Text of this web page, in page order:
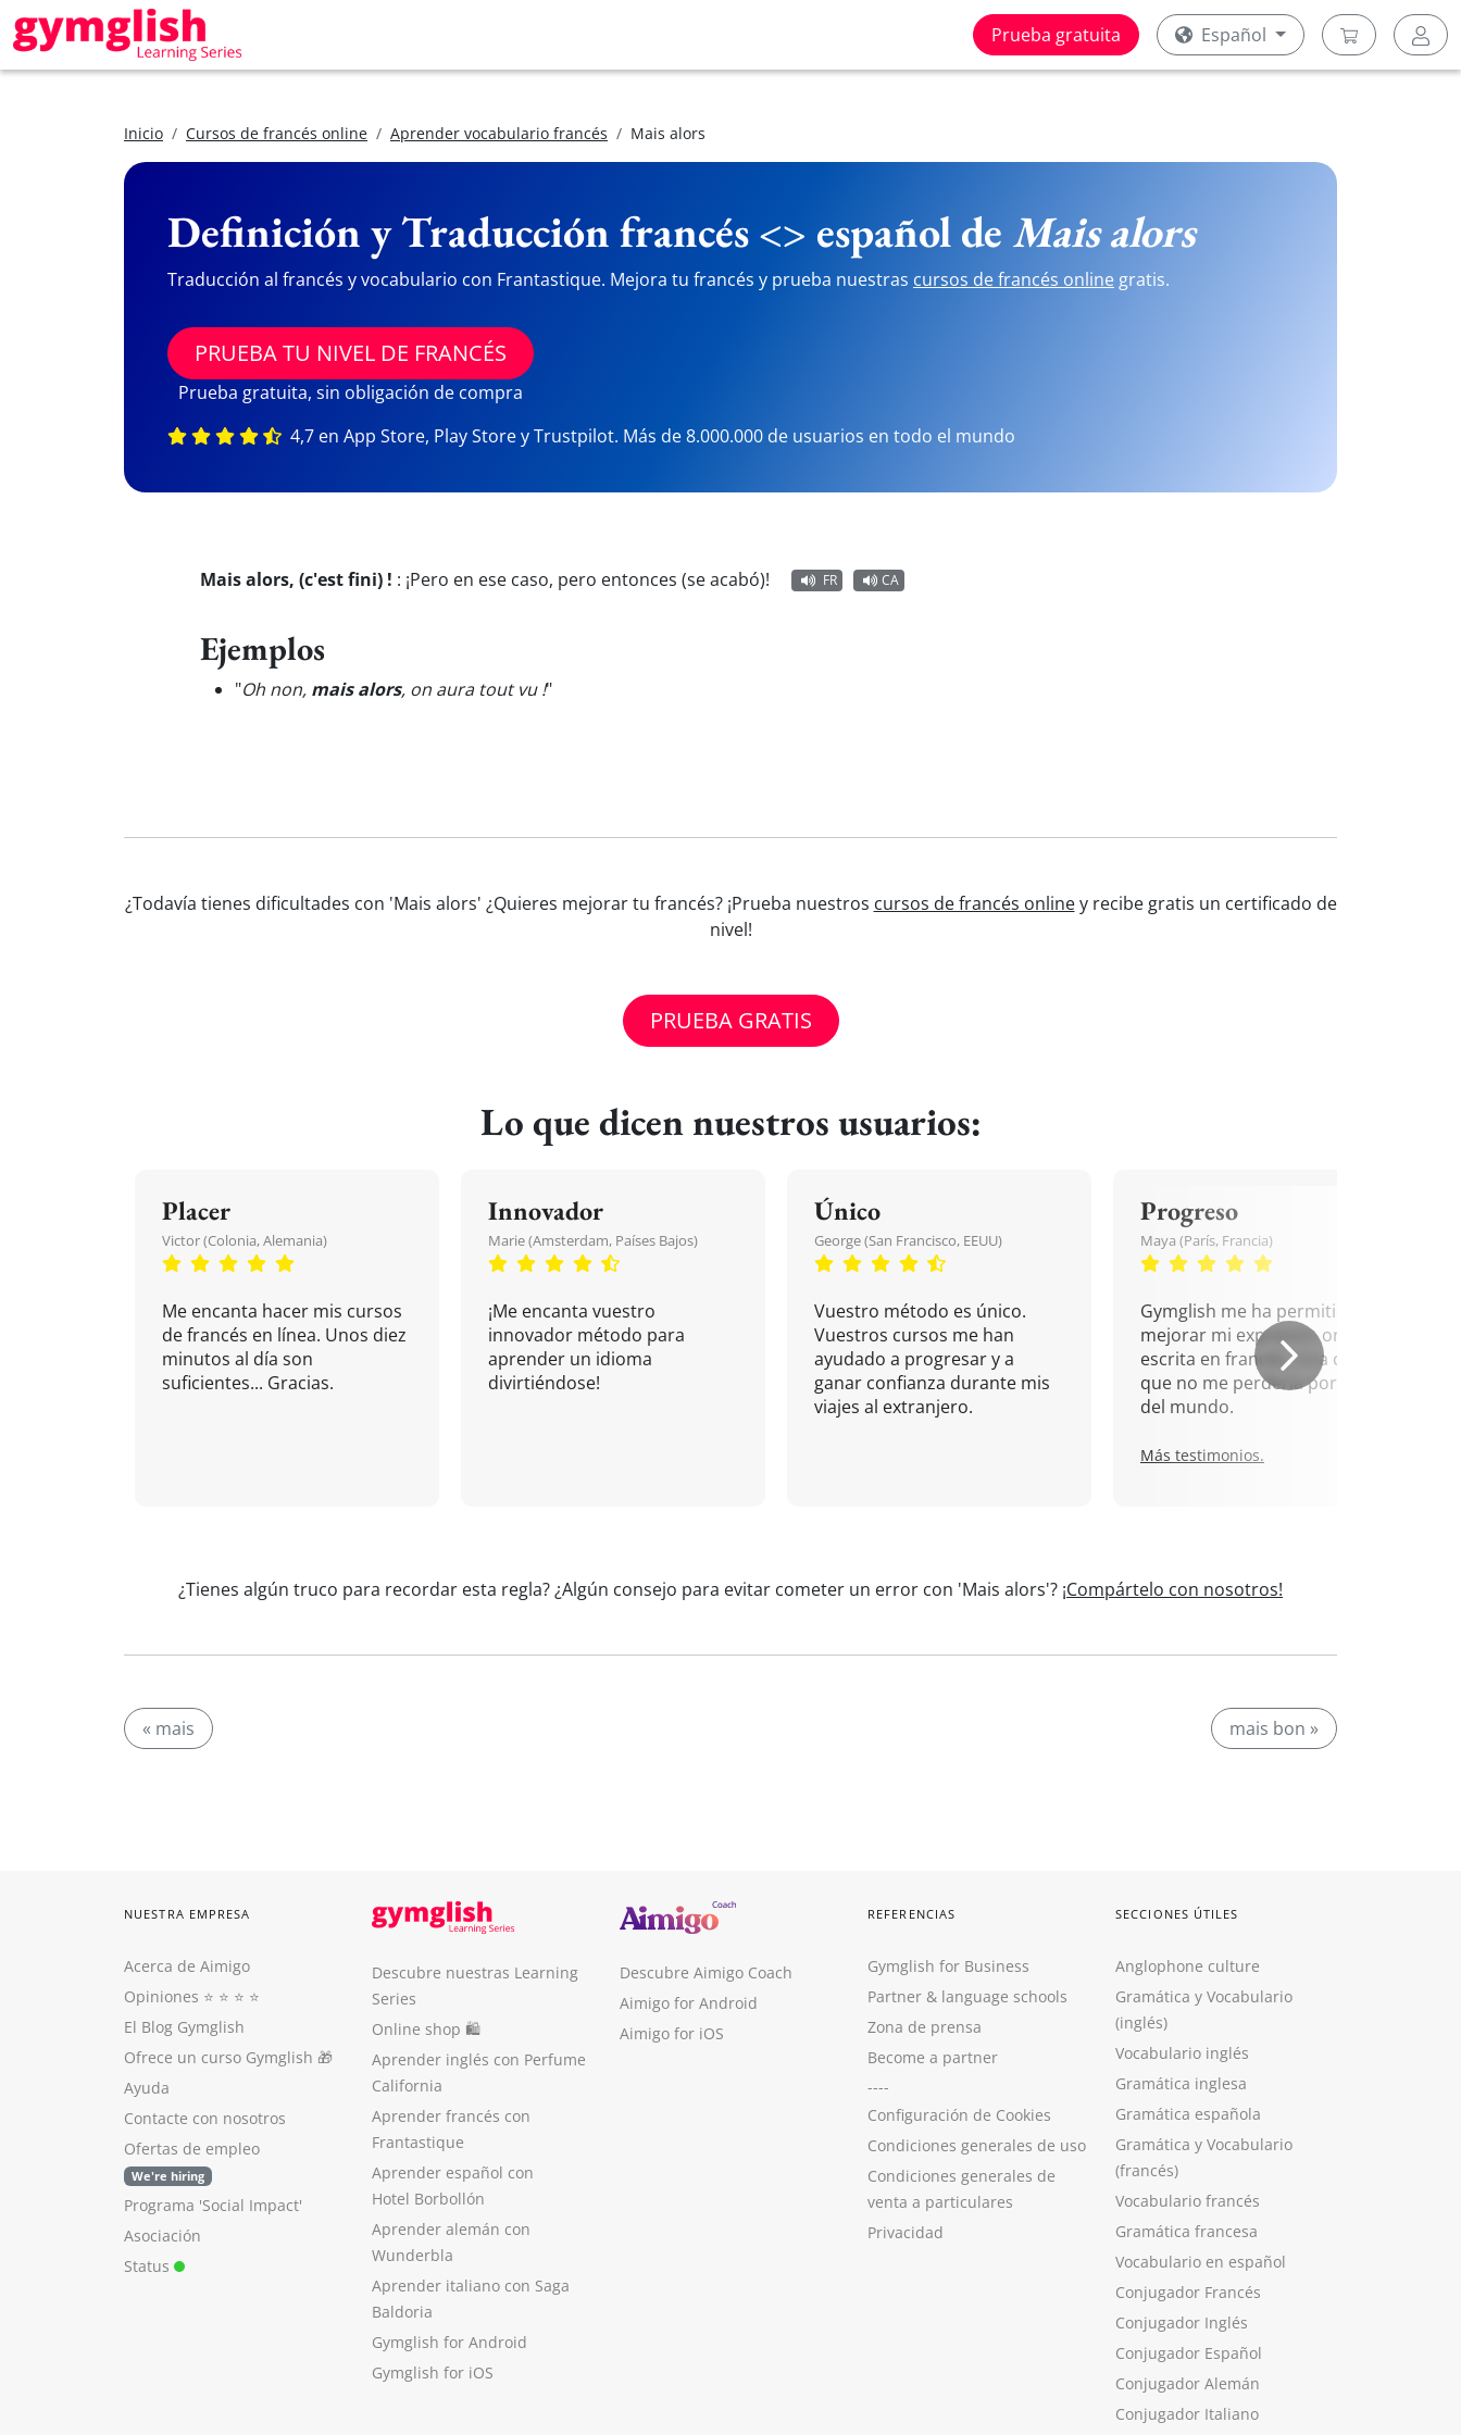
Prueba gratuita Español
Inicio Cursos de francés online Aprender vocabulario francés Mais alors
Definición y Traducción francés <> español de Mais alors
Traducción al francés y vocabulario con Frantastique. Mejora tu francés y prueba nuestras cursos de francés online gratis.
PRUEBA TU NIVEL DE FRANCÉS
Prueba gratuita, sin obligación de compra
4,7 en App Store, Play Store y Trustpilot. Más de 8.000.000 de usuarios en todo el mundo
Mais alors, (c'est fini) ! : ¡Pero en ese caso, pero entonces (se acabó)! FR CA
Ejemplos
"Oh non, mais alors, on aura tout vu !"
¿Todavía tienes dificultades con 'Mais alors' ¿Quieres mejorar tu francés? ¡Prueba nuestros cursos de francés onliney recibe gratis un certificado de
nivel!
PRUEBA GRATIS
Lo que dicen nuestros usuarios:
Placer
Victor (Colonia, Alemania)
Me encanta hacer mis cursos
de francés en línea. Unos diez
minutos al día son
suficientes... Gracias.
Innovador
Marie (Amsterdam, Países Bajos)
¡Me encanta vuestro
innovador método para
aprender un idioma
divirtiéndose!
Único
George (San Francisco, EEUU)
Vuestro método es único.
Vuestros cursos me han
ayudado a progresar y a
ganar confianza durante mis
viajes al extranjero.
Progreso
Maya (París, Francia)
Gymglish me ha permitido
mejorar mi expresión oral y
escrita en francés. Una cita
que no me perdería por nada
del mundo.
Más testimonios.
¿Tienes algún truco para recordar esta regla? ¿Algún consejo para evitar cometer un error con 'Mais alors'? ¡Compártelo con nosotros!
« mais mais bon »
NUESTRA EMPRESA
Acerca de Aimigo
Opiniones ⭐️ ⭐️ ⭐️ ⭐️
El Blog Gymglish
Ofrece un curso Gymglish 🎁
Ayuda
Contacte con nosotros
Ofertas de empleo
We're hiring
Programa 'Social Impact'
Asociación
Status
Descubre nuestras Learning
Series
Online shop 🛍
Aprender inglés con Perfume
California
Aprender francés con
Frantastique
Aprender español con
Hotel Borbollón
Aprender alemán con
Wunderbla
Aprender italiano con Saga
Baldoria
Gymglish for Android
Gymglish for iOS
Descubre Aimigo Coach
Aimigo for Android
Aimigo for iOS
REFERENCIAS
Gymglish for Business
Partner & language schools
Zona de prensa
Become a partner
----
Configuración de Cookies
Condiciones generales de uso
Condiciones generales de
venta a particulares
Privacidad
SECCIONES ÚTILES
Anglophone culture
Gramática y Vocabulario
(inglés)
Vocabulario inglés
Gramática inglesa
Gramática española
Gramática y Vocabulario
(francés)
Vocabulario francés
Gramática francesa
Vocabulario en español
Conjugador Francés
Conjugador Inglés
Conjugador Español
Conjugador Alemán
Conjugador Italiano